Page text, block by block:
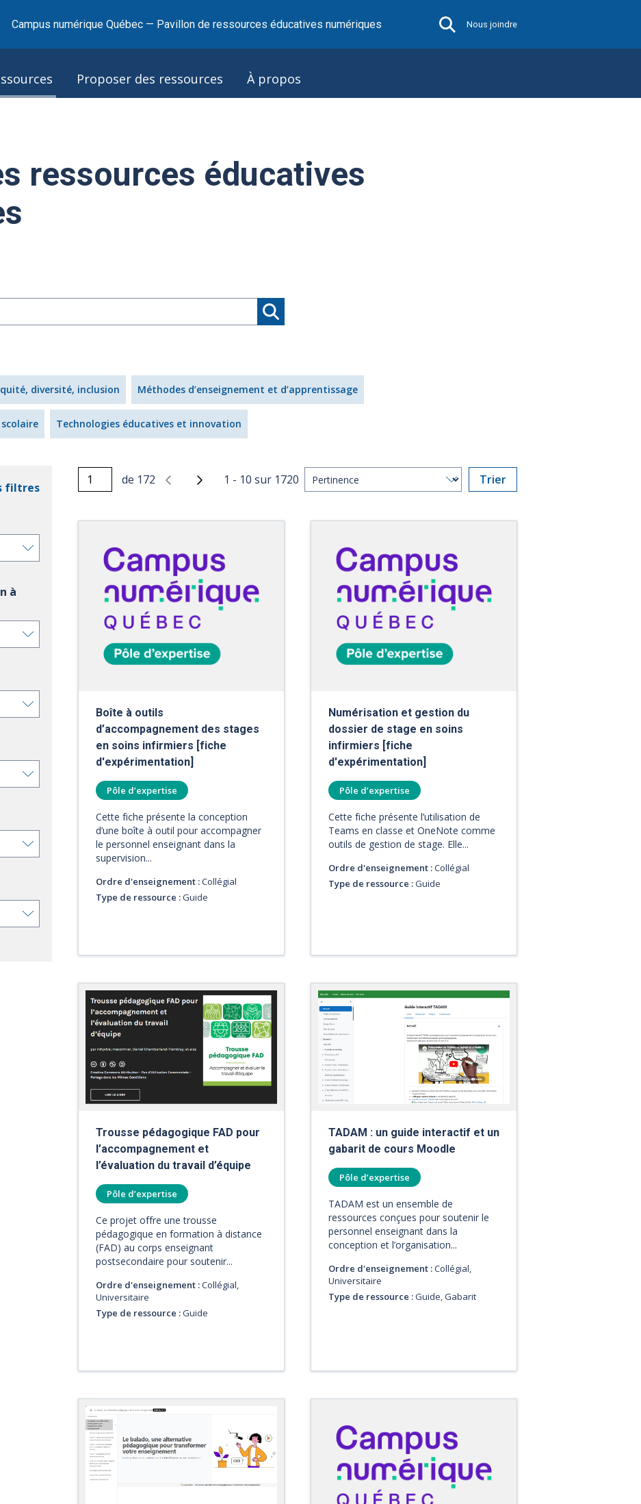
Campus numérique Québec — Pavillon de ressources éducatives numériques Nous joindre
Proposer des ressources À propos
ressources éducatives
diversité, inclusion Méthodes d’enseignement et d’apprentissage
scolaire Technologies éducatives et innovation
filtres
à
de 172 1 - 10 sur 1720 Trier
Boîte à outils
d’accompagnement des stages
en soins infirmiers [fiche
d'expérimentation]
Pôle d’expertise
Cette fiche présente la conception
d’une boîte à outil pour accompagner
le personnel enseignant dans la
supervision...
Ordre d'enseignement :Collégial
Type de ressource :Guide
Numérisation et gestion du
dossier de stage en soins
infirmiers [fiche
d'expérimentation]
Pôle d’expertise
Cette fiche présente l’utilisation de
Teams en classe et OneNote comme
outils de gestion de stage. Elle...
Ordre d'enseignement :Collégial
Type de ressource :Guide
Trousse pédagogique FAD pour
l’accompagnement et
l’évaluation du travail d’équipe
Pôle d’expertise
Ce projet offre une trousse
pédagogique en formation à distance
(FAD) au corps enseignant
postsecondaire pour soutenir...
Ordre d'enseignement :Collégial,
Universitaire
Type de ressource :Guide
TADAM : un guide interactif et un
gabarit de cours Moodle
Pôle d’expertise
TADAM est un ensemble de
ressources conçues pour soutenir le
personnel enseignant dans la
conception et l’organisation...
Ordre d'enseignement :Collégial,
Universitaire
Type de ressource :Guide, Gabarit